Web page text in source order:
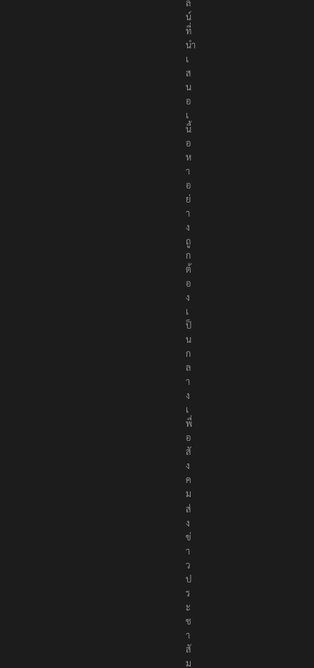
ล
น์
ที่
นำ
เ
ส
น
อ
เ
นื้
อ
ห
า
อ
ย่
า
ง
ถู
ก
ต้
อ
ง
เ
ป็
น
ก
ล
า
ง
เ
พื่
อ
สั
ง
ค
ม
ส่
ง
ข่
า
ว
ป
ร
ะ
ช
า
สั
ม